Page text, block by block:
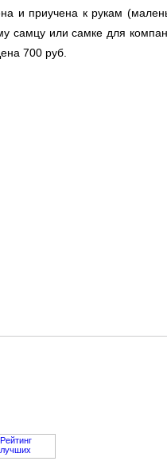
и приучена к рукам
самцу или самке для
700 руб.